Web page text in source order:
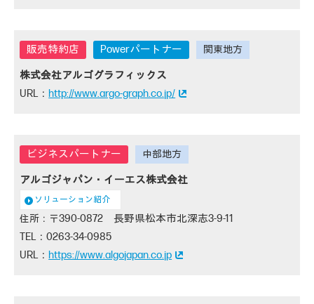
Powerパートナー
株式会社アルゴグラフィックス
http://www.argo-graph.co.jp/
アルゴジャパン・イーエス株式会社
ソリューション紹介
390-0872 長野県松本市北深志3-9-11
0263-34-0985
https://www.algojapan.co.jp